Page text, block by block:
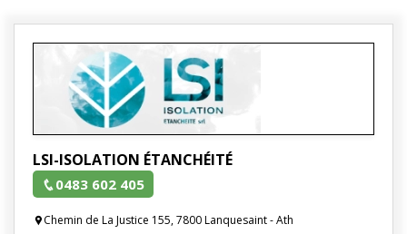
LSI-ISOLATION ÉTANCHÉITÉ
0483 602 405
Chemin de La Justice 155, 7800 Lanquesaint - Ath